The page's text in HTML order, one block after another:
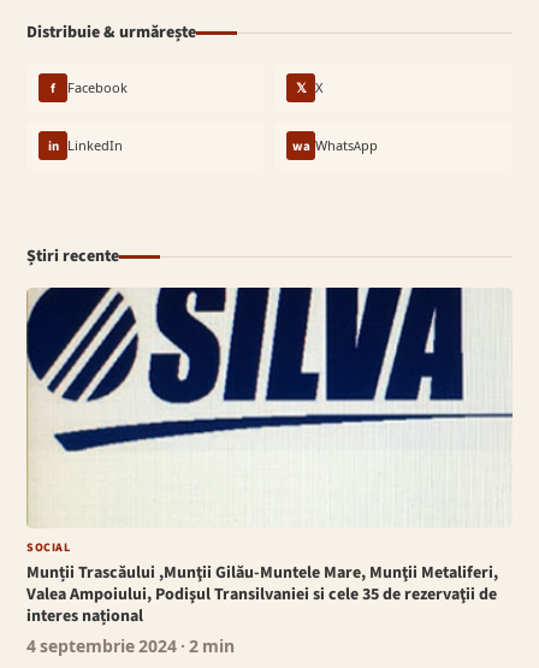
Distribuie & urmărește
f Facebook 𝕏 X
in LinkedIn wa WhatsApp
Știri recente
SOCIAL
Munții Trascăului ,Munţii Gilău-Muntele Mare, Munţii Metaliferi,
Valea Ampoiului, Podişul Transilvaniei si cele 35 de rezervaţii de
interes național
4 septembrie 2024 · 2 min